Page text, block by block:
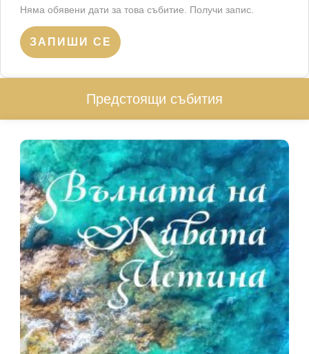
Няма обявени дати за това събитие. Получи запис.
ЗАПИШИ СЕ
Предстоящи събития